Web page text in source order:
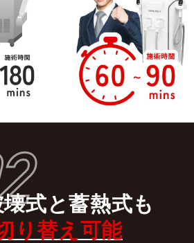
式と蓄熱式も
り替え可能